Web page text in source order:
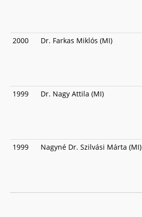
2000 Dr. Farkas Miklós (MI)
1999 Dr. Nagy Attila (MI)
1999 Nagyné Dr. Szilvási Márta (MI)